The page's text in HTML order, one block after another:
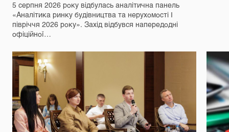
5 серпня 2026 року відбулась аналітична панель
«Аналітика ринку будівництва та нерухомості І
півріччя 2026 року». Захід відбувся напередодні
офіційної…